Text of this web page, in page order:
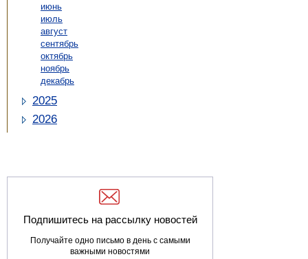
июнь
июль
август
сентябрь
октябрь
ноябрь
декабрь
2025
2026
Подпишитесь на рассылку новостей
Получайте одно письмо в день с самыми
важными новостями